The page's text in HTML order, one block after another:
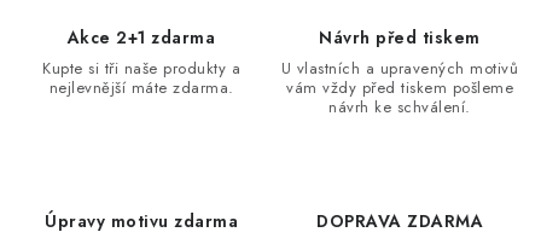
Akce 2+1 zdarma
Kupte si tři naše produkty a
nejlevnější máte zdarma.
Návrh před tiskem
U vlastních a upravených motivů
vám vždy před tiskem pošleme
návrh ke schválení.
Úpravy motivu zdarma DOPRAVA ZDARMA